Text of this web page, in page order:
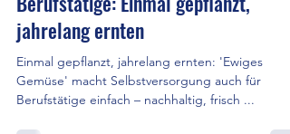
EINFACH gärtnern
Ewiges Gemüse #2 - Ideal für
Berufstätige: Einmal gepflanzt,
jahrelang ernten